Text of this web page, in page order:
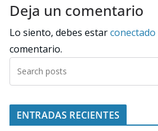
Deja un comentario
Lo siento, debes estarconectado
comentario.
ENTRADAS RECIENTES